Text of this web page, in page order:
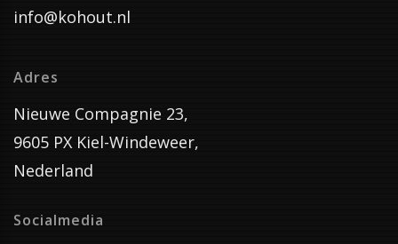
info@kohout.nl
Adres
Nieuwe Compagnie 23,
9605 PX Kiel-Windeweer,
Nederland
Socialmedia